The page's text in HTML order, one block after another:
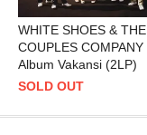
WHITE SHOES & THE
COUPLES COMPANY
Album Vakansi (2LP)
SOLD OUT